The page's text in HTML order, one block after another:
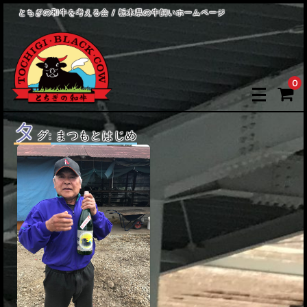
とちぎの和牛を考える会 / 栃木県の牛飼いホームページ
0
タグ: まつもとはじめ